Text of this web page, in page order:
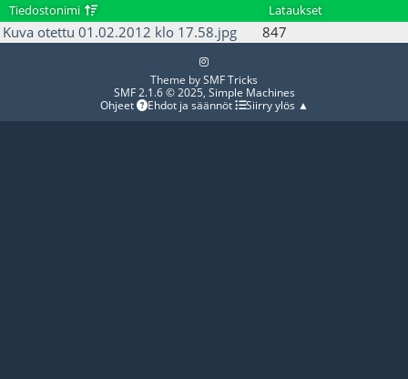
Tiedostonimi Lataukset
Kuva otettu 01.02.2012 klo 17.58.jpg 847
Theme bySMF Tricks
SMF 2.1.6 © 2025, Simple Machines
Ohjeet
Ehdot ja säännöt Siirry ylös ▲